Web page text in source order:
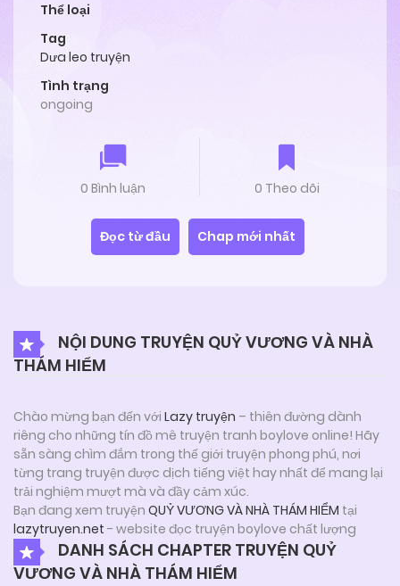
Thể loại
Tag
Dưa leo truyện
Tình trạng
ongoing
0 Bình luận 0 Theo dõi
Đọc từ đầu Chap mới nhất
NỘI DUNG TRUYỆN QUỶ VƯƠNG VÀ NHÀ
THÁM HIỂM
Chào mừng bạn đến với Lazy truyện – thiên đường dành
riêng cho những tín đồ mê truyện tranh boylove online! Hãy
sẵn sàng chìm đắm trong thế giới truyện phong phú, nơi
từng trang truyện được dịch tiếng việt hay nhất để mang lại
trải nghiệm mượt mà và đầy cảm xúc.
Bạn đang xem truyện QUỶ VƯƠNG VÀ NHÀ THÁM HIỂM tại
lazytruyen.net - website đọc truyện boylove chất lượng
DANH SÁCH CHAPTER TRUYỆN QUỶ
VƯƠNG VÀ NHÀ THÁM HIỂM